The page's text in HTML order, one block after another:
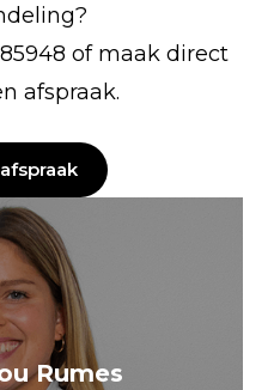
of maak direct
afspraak.
Rumes